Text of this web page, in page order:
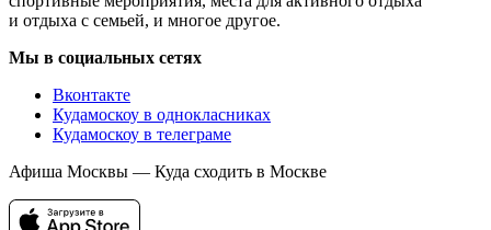
и отдыха с семьей, и многое другое.
Мы в социальных сетях
Вконтакте
Кудамоскоу в однокласниках
Кудамоскоу в телеграме
Афиша Москвы — Куда сходить в Москве